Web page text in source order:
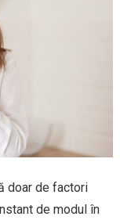
doar de factori
de modul în